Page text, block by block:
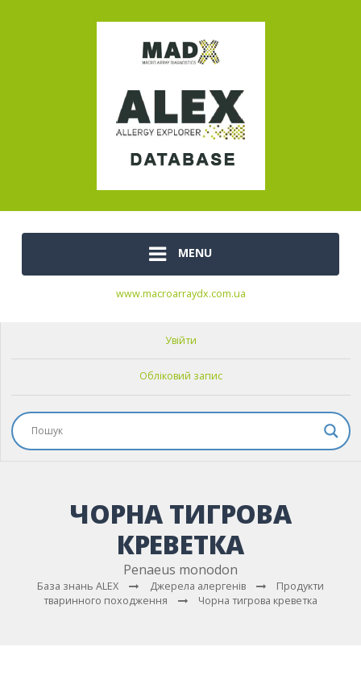
MENU
www.macroarraydx.com.ua
Увійти
Обліковий запис
ЧОРНА ТИГРОВА
КРЕВЕТКА
Penaeus monodon
База знань ALEX Джерела алергенів
Продукти
тваринного походження
Чорна тигрова креветка